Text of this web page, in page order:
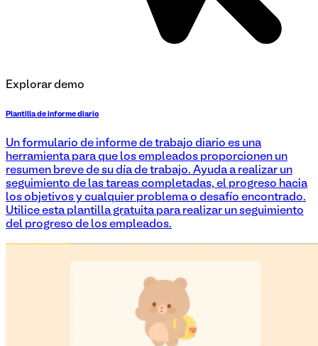
Explorar demo
Plantilla de informe diario
Un formulario de informe de trabajo diario es una
herramienta para que los empleados proporcionen un
resumen breve de su día de trabajo. Ayuda a realizar un
seguimiento de las tareas completadas, el progreso hacia
los objetivos y cualquier problema o desafío encontrado.
Utilice esta plantilla gratuita para realizar un seguimiento
del progreso de los empleados.